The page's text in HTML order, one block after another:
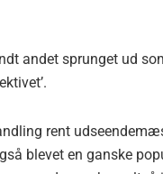
andet sprunget ud
rent
blevet en ganske